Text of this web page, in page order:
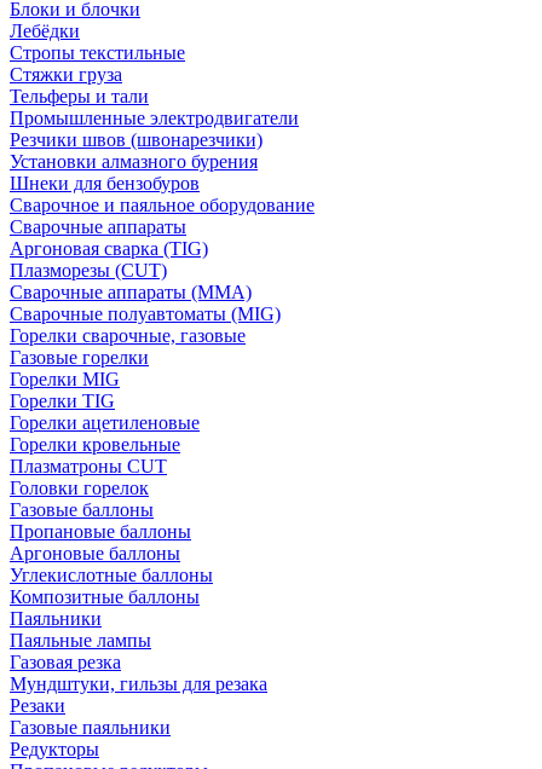
Блоки и блочки
Лебёдки
Стропы текстильные
Стяжки груза
Тельферы и тали
Промышленные электродвигатели
Резчики швов (швонарезчики)
Установки алмазного бурения
Шнеки для бензобуров
Сварочное и паяльное оборудование
Сварочные аппараты
Аргоновая сварка (TIG)
Плазморезы (CUT)
Сварочные аппараты (MMA)
Сварочные полуавтоматы (MIG)
Горелки сварочные, газовые
Газовые горелки
Горелки MIG
Горелки TIG
Горелки ацетиленовые
Горелки кровельные
Плазматроны CUT
Головки горелок
Газовые баллоны
Пропановые баллоны
Аргоновые баллоны
Углекислотные баллоны
Композитные баллоны
Паяльники
Паяльные лампы
Газовая резка
Мундштуки, гильзы для резака
Резаки
Газовые паяльники
Редукторы